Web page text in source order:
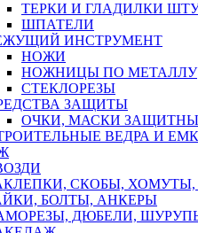
ТЕРКИ И ГЛАДИЛКИ
ШПАТЕЛИ
ИНСТРУМЕНТ
НОЖИ
НОЖНИЦЫ ПО МЕТАЛЛУ
СТЕКЛОРЕЗЫ
ЗАЩИТЫ
ОЧКИ, МАСКИ
ВЕДРА И
СКОБЫ,
БОЛТЫ, АНКЕРЫ
ДЮБЕЛИ,